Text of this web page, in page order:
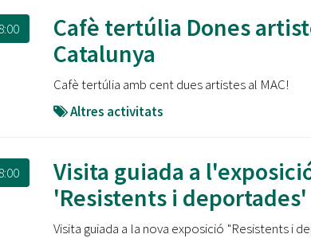
El FIT presenta el cartell de la seva 16a edició i dona el
tret de sortida al festival
L’Ajuntament reparteix ulleres gratuïtes per veure
l'eclipsi solar
Cafè tertúlia Dones
Catalunya
Cafè tertúlia amb cent dues artistes al MAC!
Altres activitats
Visita guiada a
'Resistents i deportades'
Visita guiada a la nova exposició "Resistents i